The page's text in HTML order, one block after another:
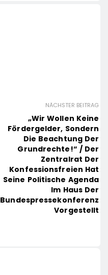
NÄCHSTER BEITRAG
„Wir Wollen Keine
Fördergelder, Sondern
Die Beachtung Der
Grundrechte!“ / Der
Zentralrat Der
Konfessionsfreien Hat
Seine Politische Agenda
Im Haus Der
Bundespressekonferenz
Vorgestellt